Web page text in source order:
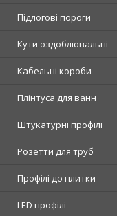
Підлогові пороги
Кути оздоблювальні
Кабельні короби
Плінтуса для ванн
Штукатурні профілі
Розетти для труб
Профілі до плитки
LED профілі